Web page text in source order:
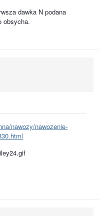
dawka N podana
obsycha.
nawozy/nawozenie-